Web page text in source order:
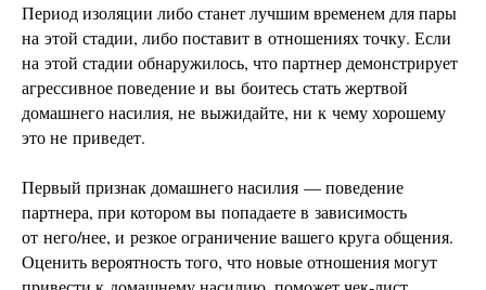
Период изоляции либо станет лучшим временем для пары
на этой стадии, либо поставит в отношениях точку. Если
на этой стадии обнаружилось, что партнер демонстрирует
агрессивное поведение и вы боитесь стать жертвой
домашнего насилия, не выжидайте, ни к чему хорошему
это не приведет.
Первый признак домашнего насилия — поведение
партнера, при котором вы попадаете в зависимость
от него/нее, и резкое ограничение вашего круга общения.
Оценить вероятность того, что новые отношения могут